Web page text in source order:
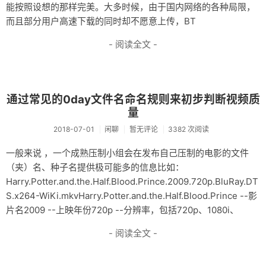
能按照设想的那样完美。大多时候，由于国内网络的各种局限，
而且部分用户高速下载的同时却不愿意上传，BT
- 阅读全文 -
通过常见的0day文件名命名规则来初步判断视频质
量
2018-07-01 闲聊 暂无评论 3382 次阅读
一般来说 ，一个成熟压制小组会在发布自己压制的电影的文件
（夹）名、种子名提供极可能多的信息比如：
Harry.Potter.and.the.Half.Blood.Prince.2009.720p.BluRay.DT
S.x264-WiKi.mkvHarry.Potter.and.the.Half.Blood.Prince --影
片名2009 --上映年份720p --分辨率，包括720p、1080i、
- 阅读全文 -